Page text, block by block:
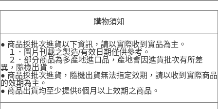
購物須知
● 商品採批次進貨以下資訊，請以實際收到實品為主。
１．圖片刊載之製造/有效日期僅供參考。
２．部分商品為多產地進口品，產地會因進貨批次有所差
異，隨機出貨。
● 商品採批次進貨，隨機出貨無法指定效期，請以收到實際商品
的效期為主。
● 商品出貨均至少提供6個月以上效期之商品。